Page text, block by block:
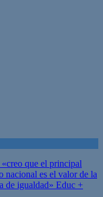
que el principal
nacional es el valor de la
de igualdad» Educ +